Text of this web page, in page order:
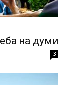
на думи
3